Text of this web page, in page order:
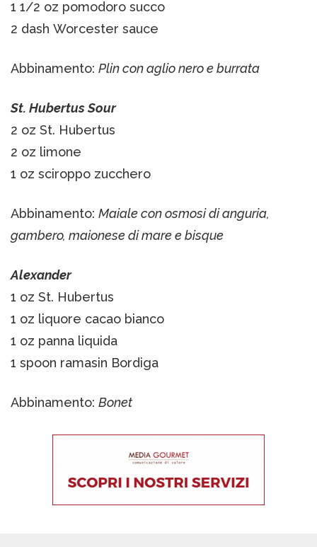
1 1/2 oz pomodoro succo
2 dash Worcester sauce
Abbinamento: Plin con aglio nero e burrata
St. Hubertus Sour
2 oz St. Hubertus
2 oz limone
1 oz sciroppo zucchero
Abbinamento: Maiale con osmosi di anguria,
gambero, maionese di mare e bisque
Alexander
1 oz St. Hubertus
1 oz liquore cacao bianco
1 oz panna liquida
1 spoon ramasin Bordiga
Abbinamento: Bonet